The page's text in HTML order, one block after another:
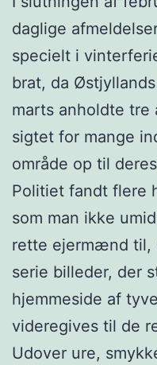
daglige
specielt i
brat, da
marts anholdte
sigtet for mange
område op til
Politiet fandt flere
som man ikke
rette ejermænd til,
serie billeder, der
hjemmeside af
videregives til de
Udover ure,